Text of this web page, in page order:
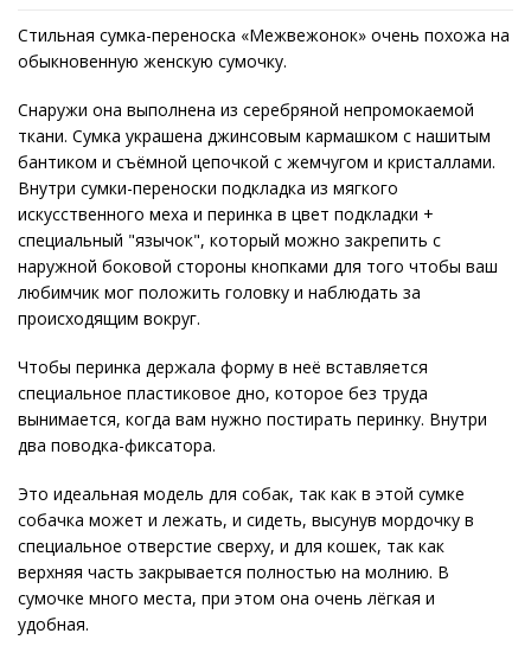
Стильная сумка-переноска «Межвежонок» очень похожа на
обыкновенную женскую сумочку.
Снаружи она выполнена из серебряной непромокаемой
ткани. Сумка украшена джинсовым кармашком с нашитым
бантиком и съёмной цепочкой с жемчугом и кристаллами.
Внутри сумки-переноски подкладка из мягкого
искусственного меха и перинка в цвет подкладки +
специальный "язычок", который можно закрепить с
наружной боковой стороны кнопками для того чтобы ваш
любимчик мог положить головку и наблюдать за
происходящим вокруг.
Чтобы перинка держала форму в неё вставляется
специальное пластиковое дно, которое без труда
вынимается, когда вам нужно постирать перинку. Внутри
два поводка-фиксатора.
Это идеальная модель для собак, так как в этой сумке
собачка может и лежать, и сидеть, высунув мордочку в
специальное отверстие сверху, и для кошек, так как
верхняя часть закрывается полностью на молнию. В
сумочке много места, при этом она очень лёгкая и
удобная.